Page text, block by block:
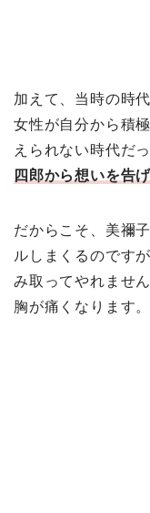
加えて、当時の時
女性が自分から積
えられない時代だっ
四郎から想いを告
だからこそ、美禰
ルしまくるのです
み取ってやれませ
胸が痛くなります。